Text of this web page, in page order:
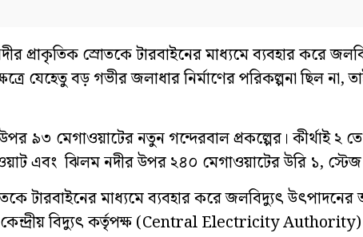
প্রাকৃতিক স্রোতকে টারবাইনের মাধ্যমে ব্যবহার করে
যেহেতু বড় গভীর জলাধার নির্মাণের পরিকল্পনা ছিল না,
উপর ৯৩ মেগাওয়াটের নতুন গন্দেরবাল প্রকল্পের। কীর্থাই
এবং ঝিলম নদীর উপর ২৪০ মেগাওয়াটের উরি ১, স্টেজ ২
টারবাইনের মাধ্যমে ব্যবহার করে জলবিদ্যুৎ উৎপাদনের
কেন্দ্রীয় বিদ্যুৎ কর্তৃপক্ষ (Central Electricity